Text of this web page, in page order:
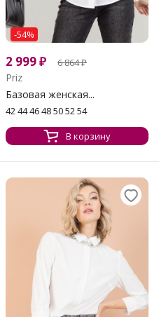
-54%
2 999₽ 6 864₽
Priz
Базовая женская...
42 44 46 48 50 52 54
В корзину